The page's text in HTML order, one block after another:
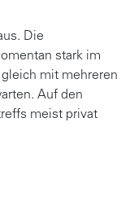
Die
stark im
mit mehreren
Auf den
meist privat